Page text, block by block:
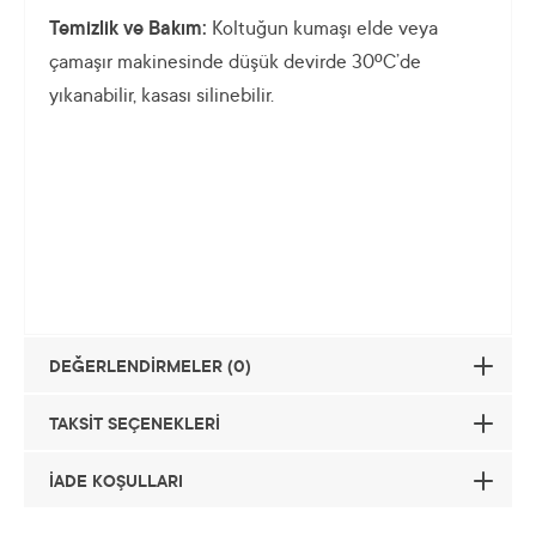
Temizlik ve Bakım: Koltuğun kumaşı elde veya
çamaşır makinesinde düşük devirde 30ºC’de
yıkanabilir, kasası silinebilir.
DEĞERLENDİRMELER (0)
TAKSİT SEÇENEKLERİ
İADE KOŞULLARI